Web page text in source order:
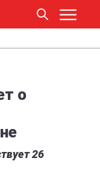
о
26